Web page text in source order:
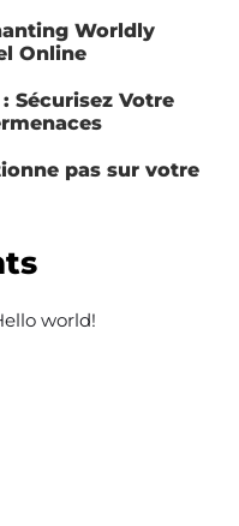
Worldly
Online
Sécurisez Votre
pas sur votre
world!